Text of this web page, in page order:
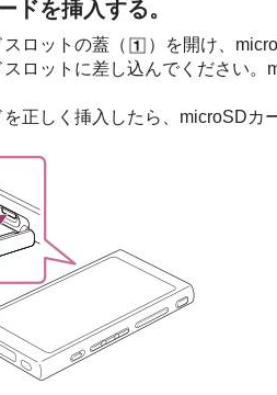
ドを挿入する。
ロットの蓋（ ）を開け、
ロットに差し込んでください
正しく挿入したら、microSDカ